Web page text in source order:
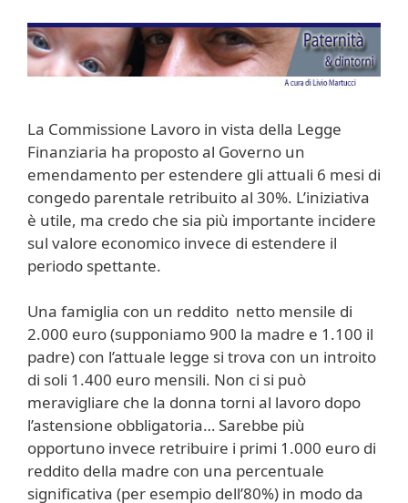
La Commissione Lavoro in vista della Legge
Finanziaria ha proposto al Governo un
emendamento per estendere gli attuali 6 mesi di
congedo parentale retribuito al 30%. L’iniziativa
è utile, ma credo che sia più importante incidere
sul valore economico invece di estendere il
periodo spettante.
Una famiglia con un reddito netto mensile di
2.000 euro (supponiamo 900 la madre e 1.100 il
padre) con l’attuale legge si trova con un introito
di soli 1.400 euro mensili. Non ci si può
meravigliare che la donna torni al lavoro dopo
l’astensione obbligatoria… Sarebbe più
opportuno invece retribuire i primi 1.000 euro di
reddito della madre con una percentuale
significativa (per esempio dell’80%) in modo da